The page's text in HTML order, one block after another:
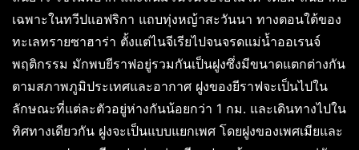
เฉพาะในทวีปแอฟริกา แถบทุ่งหญ้าสะวันนา ทางตอนใต้ของ
ทะเลทรายซาฮาร่า ตั้งแต่ไนจีเรียไปจนจรดแม่น้ำออเรนจ์
พฤติกรรม มักพบยีราฟอยู่รวมกันเป็นฝูงซึ่งมีขนาดแตกต่างกัน
ตามสภาพภูมิประเทศและอากาศ ฝูงของยีราฟจะเป็นไปใน
ลักษณะที่แต่ละตัวอยู่ห่างกันน้อยกว่า 1 กม. และเดินทางไปใน
ทิศทางเดียวกัน ฝูงจะเป็นแบบแยกเพศ โดยฝูงของเพศเมียและ